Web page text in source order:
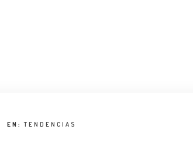
EN:TENDENCIAS